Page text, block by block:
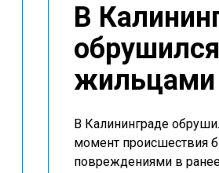
В
жильцами
В Калининграде
момент происшествия
повреждениями в